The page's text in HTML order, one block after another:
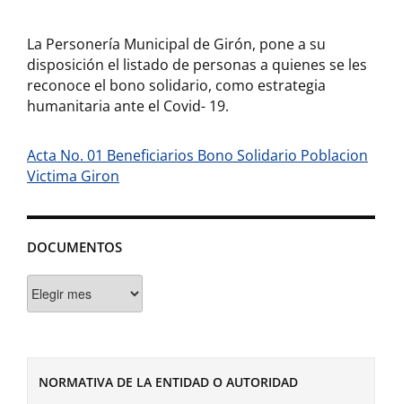
DOCUMENTOS
NORMATIVA DE LA ENTIDAD O AUTORIDAD
La Personería Municipal de Girón, pone a su
disposición el listado de personas a quienes se les
reconoce el bono solidario, como estrategia
humanitaria ante el Covid- 19.
Acta No. 01 Beneficiarios Bono Solidario Poblacion
Victima Giron